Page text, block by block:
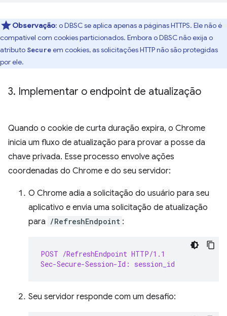
Observação: o DBSC se aplica apenas a páginas HTTPS. Ele não é
compatível com cookies particionados. Embora o DBSC não exija o
atributo Secureem cookies, as solicitações HTTP não são protegidas
por ele.
3. Implementar o endpoint de atualização
Quando o cookie de curta duração expira, o Chrome
inicia um fluxo de atualização para provar a posse da
chave privada. Esse processo envolve ações
coordenadas do Chrome e do seu servidor:
O Chrome adia a solicitação do usuário para seu
aplicativo e envia uma solicitação de atualização
para /RefreshEndpoint :
POST /RefreshEndpoint HTTP/1.1
Sec-Secure-Session-Id: session_id
Seu servidor responde com um desafio: